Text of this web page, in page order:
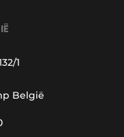
1
België